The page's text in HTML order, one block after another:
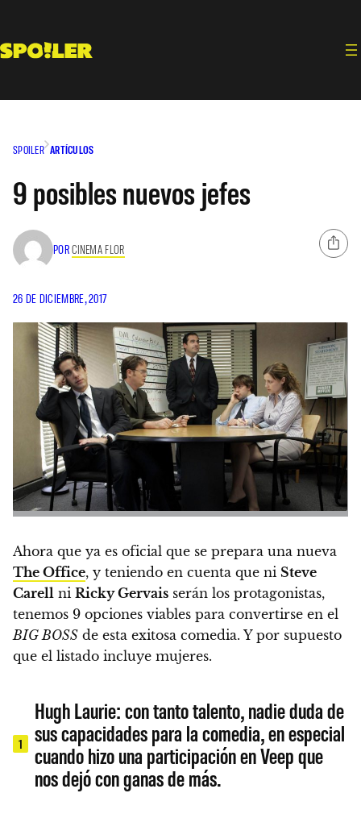
contenido
SPOILER ARTÍCULOS
9 posibles nuevos jefes
PORCINEMA FLOR
26 DE DICIEMBRE, 2017
Ahora que ya es oficial que se prepara una nueva
The Office, y teniendo en cuenta que ni Steve
Carell ni Ricky Gervais serán los protagonistas,
tenemos 9 opciones viables para convertirse en el
BIG BOSS de esta exitosa comedia. Y por supuesto
que el listado incluye mujeres.
1
Hugh Laurie: con tanto talento, nadie duda de
sus capacidades para la comedia, en especial
cuando hizo una participación en Veep que
nos dejó con ganas de más.